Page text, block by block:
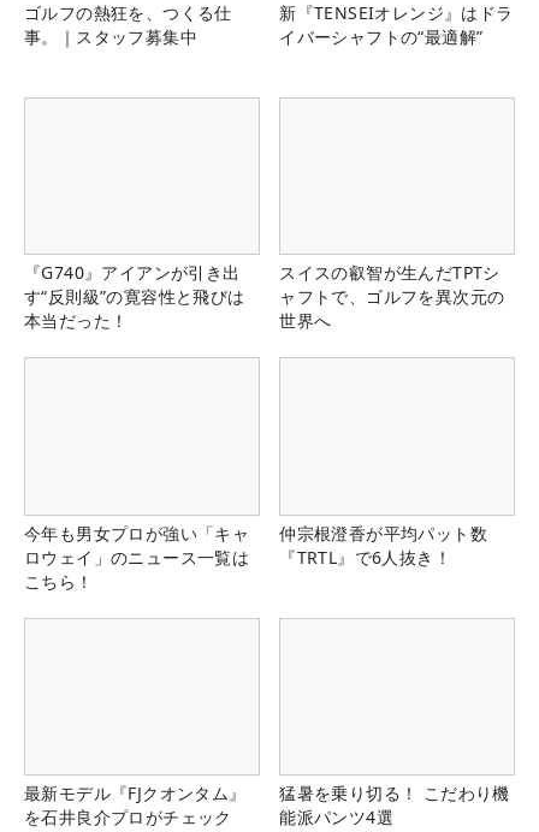
ゴルフの熱狂を、つくる仕
事。｜スタッフ募集中
新『TENSEIオレンジ』はドラ
イバーシャフトの“最適解”
『G740』アイアンが引き出
す“反則級”の寛容性と飛びは
本当だった！
スイスの叡智が生んだTPTシ
ャフトで、ゴルフを異次元の
世界へ
今年も男女プロが強い「キャ
ロウェイ」のニュース一覧は
こちら！
仲宗根澄香が平均パット数
『TRTL』で6人抜き！
最新モデル『FJクオンタム』
を石井良介プロがチェック
猛暑を乗り切る！ こだわり機
能派パンツ4選